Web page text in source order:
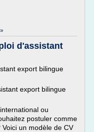
d'assistant
export bilingue
export bilingue
ou
postuler comme
un modèle de CV